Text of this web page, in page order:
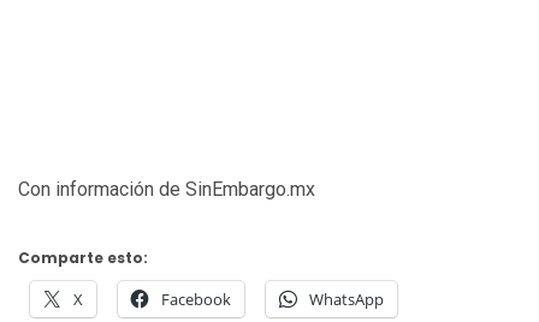
Con información de SinEmbargo.mx
Comparte esto:
X Facebook WhatsApp